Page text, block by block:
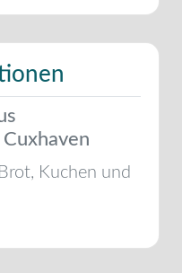
Kuchen und